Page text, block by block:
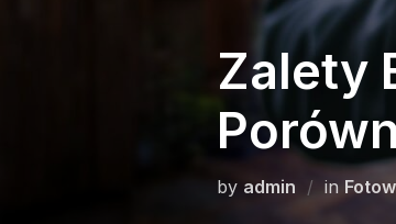
Zalety
by admin in